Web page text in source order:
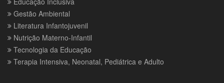
Gestão Ambiental
Literatura Infantojuvenil
Nutrição Materno-Infantil
Tecnologia da Educação
Terapia Intensiva, Neonatal, Pediátrica e Adulto